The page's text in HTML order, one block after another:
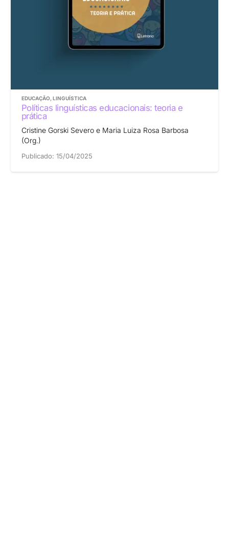
EDUCAÇÃO, LINGUÍSTICA
Políticas linguísticas educacionais: teoria e
prática
Cristine Gorski Severo e Maria Luiza Rosa Barbosa
(Org.)
Publicado: 15/04/2025